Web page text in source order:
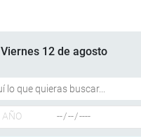
Viernes 12 de agosto